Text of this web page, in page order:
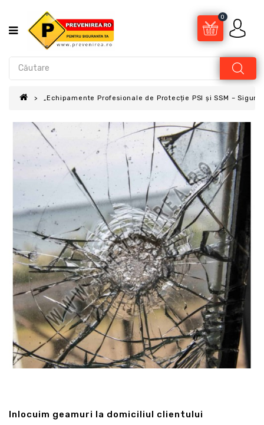
0
„Echipamente Profesionale de Protecție PSI și SSM –
Inlocuim geamuri la domiciliul clientului